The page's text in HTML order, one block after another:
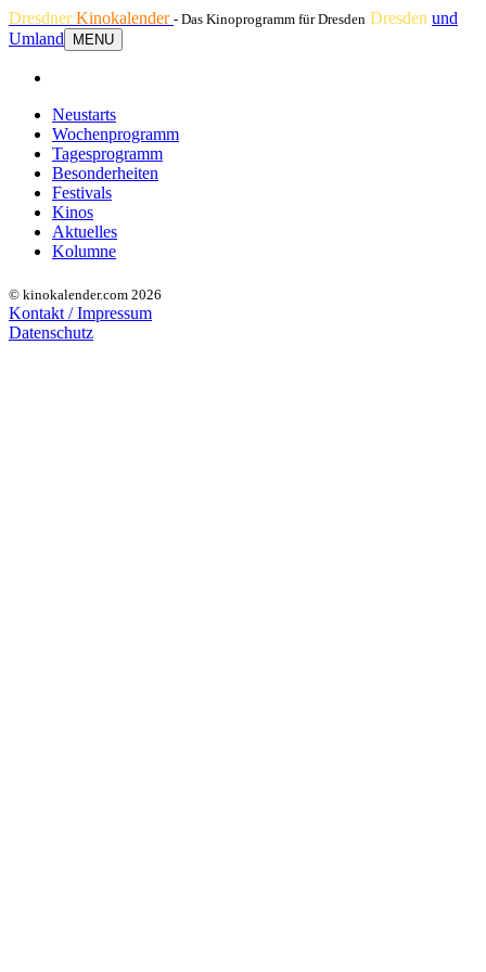
DresdnerKinokalender - Das Kinoprogramm für Dresden Dresden und
Umland
MENU
Neustarts
Wochenprogramm
Tagesprogramm
Besonderheiten
Festivals
Kinos
Aktuelles
Kolumne
© kinokalender.com 2026
Kontakt / Impressum
Datenschutz